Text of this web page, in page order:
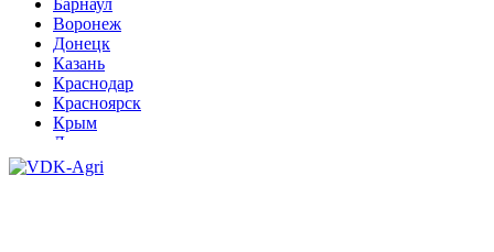
Воронеж
Донецк
Казань
Краснодар
Красноярск
Крым
Луганск
Москва
Нижний Новгород